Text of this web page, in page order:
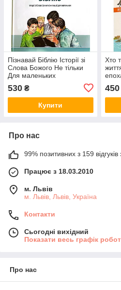
Пізнавай Біблію Історії зі
Слова Божого Не тільки
Для маленьких
530 ₴
Купити
Хто
450
Про нас
99% позитивних з 159 відгуків
Працює з 18.03.2010
м. Львів
м. Львів, Львів, Україна
Контакти
Сьогодні вихідний
Показати весь графік
Про нас